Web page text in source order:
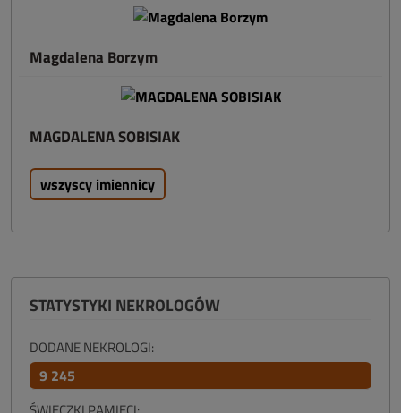
Magdalena Borzym
MAGDALENA SOBISIAK
wszyscy imiennicy
STATYSTYKI NEKROLOGÓW
DODANE NEKROLOGI:
9 245